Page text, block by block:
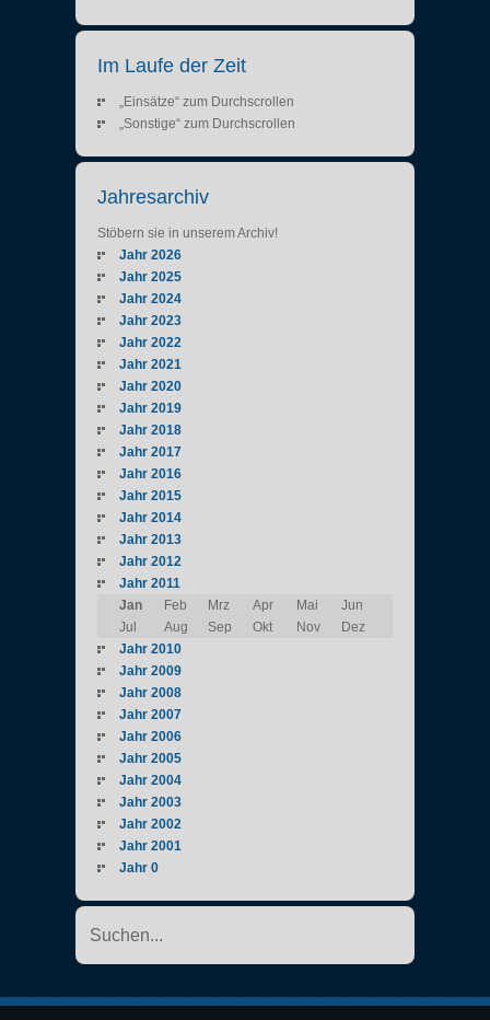
Im Laufe der Zeit
„Einsätze“ zum Durchscrollen
„Sonstige“ zum Durchscrollen
Jahresarchiv
Stöbern sie in unserem Archiv!
Jahr 2026
Jahr 2025
Jahr 2024
Jahr 2023
Jahr 2022
Jahr 2021
Jahr 2020
Jahr 2019
Jahr 2018
Jahr 2017
Jahr 2016
Jahr 2015
Jahr 2014
Jahr 2013
Jahr 2012
Jahr 2011
Jan
Feb Mrz Apr Mai
Jun
Jul
Aug Sep Okt Nov
Dez
Jahr 2010
Jahr 2009
Jahr 2008
Jahr 2007
Jahr 2006
Jahr 2005
Jahr 2004
Jahr 2003
Jahr 2002
Jahr 2001
Jahr 0